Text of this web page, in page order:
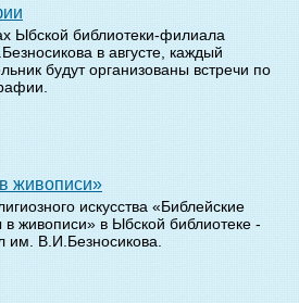
Ыбской библиотеки-филиала
в августе, каждый
будут организованы встречи по
в живописи»
искусства «Библейские
в живописи» в Ыбской библиотеке -
им. В.И.Безносикова.